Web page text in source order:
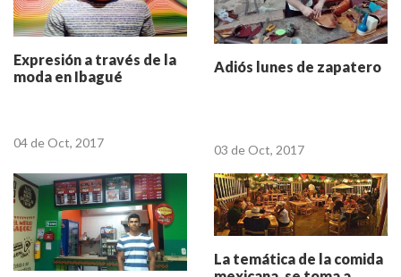
Expresión a través de la
moda en Ibagué
04 de Oct, 2017
Adiós lunes de zapatero
03 de Oct, 2017
La temática de la comida